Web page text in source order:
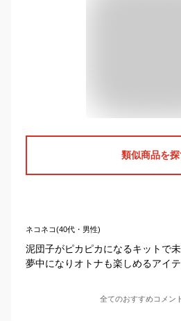
類似商品を
ネコネコ(40代・男性)
泥団子がピカピカになるキットで
夢中になりオトナも楽しめるアイ
全てのおすすめコメン